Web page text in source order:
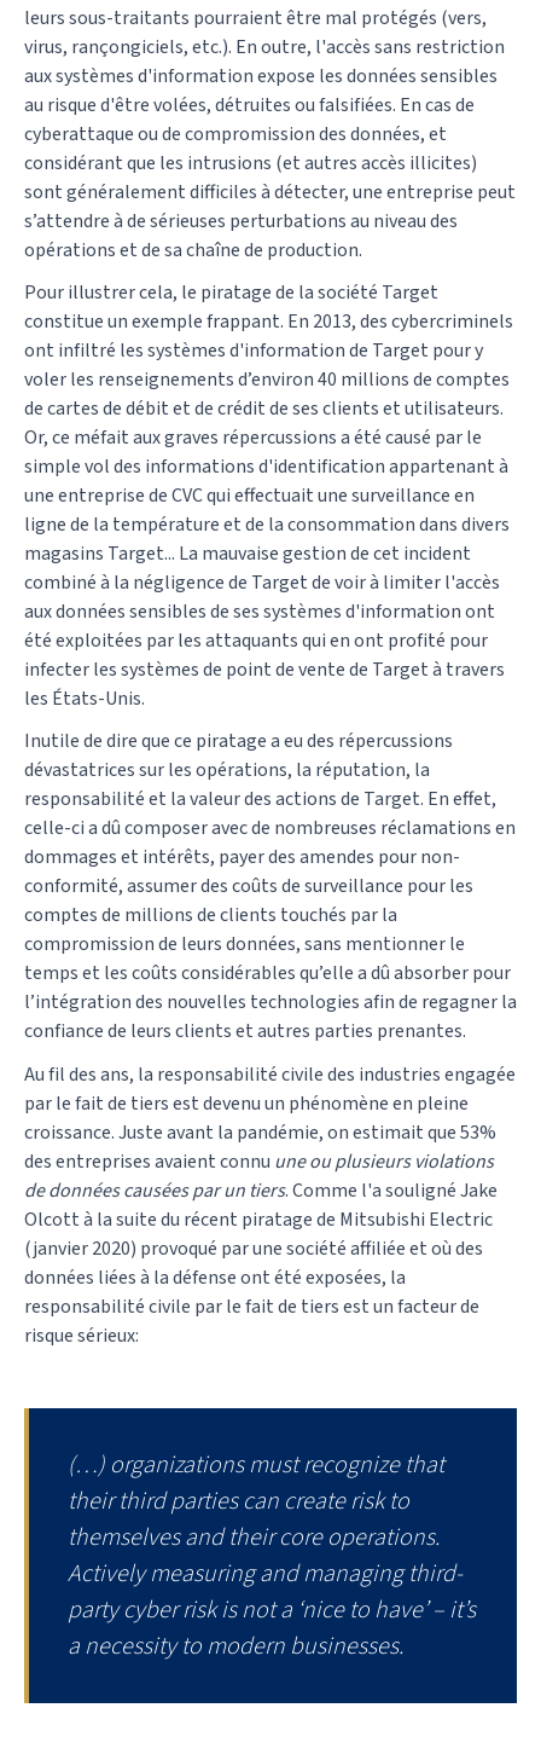
leurs sous-traitants pourraient être mal protégés (vers,
virus, rançongiciels, etc.). En outre, l'accès sans restriction
aux systèmes d'information expose les données sensibles
au risque d'être volées, détruites ou falsifiées. En cas de
cyberattaque ou de compromission des données, et
considérant que les intrusions (et autres accès illicites)
sont généralement difficiles à détecter, une entreprise peut
s’attendre à de sérieuses perturbations au niveau des
opérations et de sa chaîne de production.
Pour illustrer cela, le piratage de la société Target
constitue un exemple frappant. En 2013, des cybercriminels
ont infiltré les systèmes d'information de Target pour y
voler les renseignements d’environ 40 millions de comptes
de cartes de débit et de crédit de ses clients et utilisateurs.
Or, ce méfait aux graves répercussions a été causé par le
simple vol des informations d'identification appartenant à
une entreprise de CVC qui effectuait une surveillance en
ligne de la température et de la consommation dans divers
magasins Target... La mauvaise gestion de cet incident
combiné à la négligence de Target de voir à limiter l'accès
aux données sensibles de ses systèmes d'information ont
été exploitées par les attaquants qui en ont profité pour
infecter les systèmes de point de vente de Target à travers
les États-Unis.
Inutile de dire que ce piratage a eu des répercussions
dévastatrices sur les opérations, la réputation, la
responsabilité et la valeur des actions de Target. En effet,
celle-ci a dû composer avec de nombreuses réclamations en
dommages et intérêts, payer des amendes pour non-
conformité, assumer des coûts de surveillance pour les
comptes de millions de clients touchés par la
compromission de leurs données, sans mentionner le
temps et les coûts considérables qu’elle a dû absorber pour
l’intégration des nouvelles technologies afin de regagner la
confiance de leurs clients et autres parties prenantes.
Au fil des ans, la responsabilité civile des industries engagée
par le fait de tiers est devenu un phénomène en pleine
croissance. Juste avant la pandémie, on estimait que 53%
des entreprises avaient connu une ou plusieurs violations
de données causées par un tiers. Comme l'a souligné Jake
Olcott à la suite du récent piratage de Mitsubishi Electric
(janvier 2020) provoqué par une société affiliée et où des
données liées à la défense ont été exposées, la
responsabilité civile par le fait de tiers est un facteur de
risque sérieux:
(…) organizations must recognize that
their third parties can create risk to
themselves and their core operations.
Actively measuring and managing third-
party cyber risk is not a ‘nice to have’ – it’s
a necessity to modern businesses.